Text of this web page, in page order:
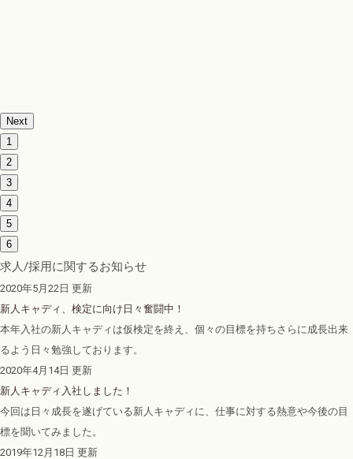
Next
1
2
3
4
5
6
求人/採用に関するお知らせ
2020年5月22日 更新
新人キャディ、検定に向け日々奮闘中！
本年入社の新人キャディは仮検定を終え、個々の目標を持ちさらに成長出来
るよう日々勉強しております。
2020年4月14日 更新
新人キャディ入社しました！
今回は日々成長を遂げている新人キャディに、仕事に対する熱意や今後の目
標を聞いてみました。
2019年12月18日 更新